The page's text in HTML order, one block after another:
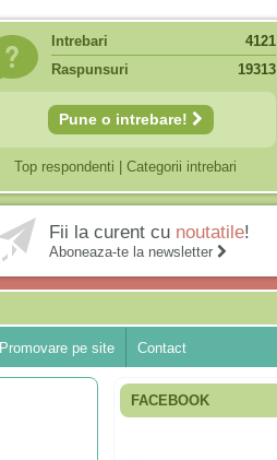
Intrebari
4121
Raspunsuri
19313
Pune o intrebare!
Top respondenti Categorii intrebari
Fii la curent cu noutatile!
Aboneaza-te la newsletter
Promovare pe site Contact
FACEBOOK